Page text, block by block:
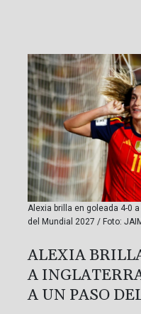
Alexia brilla en goleada 4-0
del Mundial 2027 / Foto:
ALEXIA
A
A UN PASO